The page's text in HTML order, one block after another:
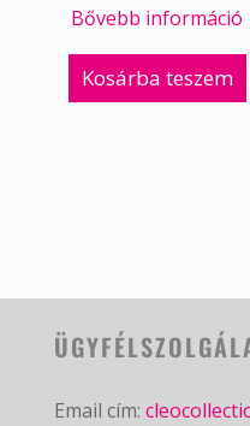
Bővebb információ
Kosárba teszem
Email cím: